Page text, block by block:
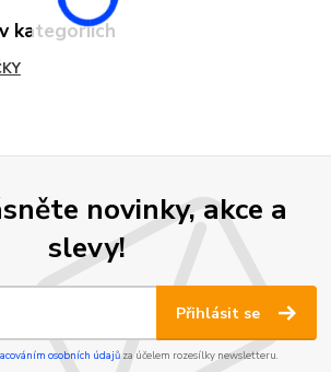
kategoriích
novinky, akce a
slevy!
Přihlásit se
osobních údajůza účelem rozesílky newsletteru.